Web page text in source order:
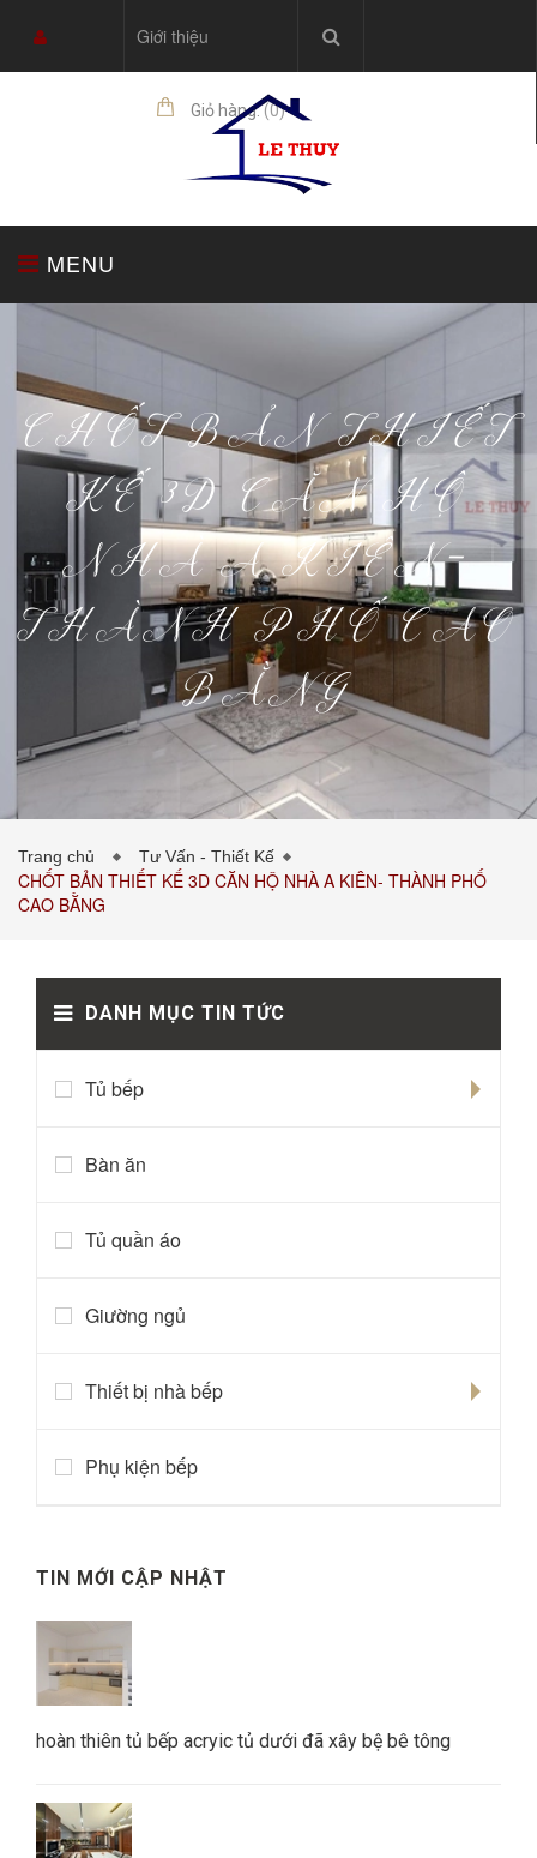
Giới thiệu
Giỏ hàng:(0)
MENU
TRANG CHỦ THIẾT BỊ NHÀ BẾP
PHÒNG KHÁCH PHÒNG NGỦ TIN TỨC
BẢNG GIÁ VẬT LIỆU LIÊN HỆ 0989043453
CHỐT BẢN THIẾT
KẾ 3D CĂN HỘ
NHÀ A KIÊN-
THÀNH PHỐ CAO
BẰNG
Trang chủ Tư Vấn - Thiết Kế
CHỐT BẢN THIẾT KẾ 3D CĂN HỘ NHÀ A KIÊN- THÀNH PHỐ
CAO BẰNG
DANH MỤC TIN TỨC
Tủ bếp
Bàn ăn
Tủ quần áo
Giường ngủ
Thiết bị nhà bếp
Phụ kiện bếp
TIN MỚI CẬP NHẬT
hoàn thiên tủ bếp acryic tủ dưới đã xây bệ bê tông